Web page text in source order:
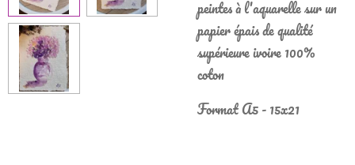
peintes à l'aquarelle sur un
papier épais de qualité
supérieure ivoire 100%
coton
Format A5 - 15x21